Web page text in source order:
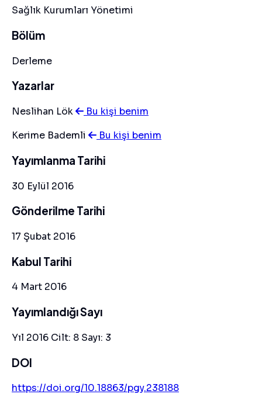
Sağlık Kurumları Yönetimi
Bölüm
Derleme
Yazarlar
Neslihan Lök
Bu kişi benim
Kerime Bademli
Bu kişi benim
Yayımlanma Tarihi
30 Eylül 2016
Gönderilme Tarihi
17 Şubat 2016
Kabul Tarihi
4 Mart 2016
Yayımlandığı Sayı
Yıl 2016 Cilt: 8 Sayı: 3
DOI
https://doi.org/10.18863/pgy.238188